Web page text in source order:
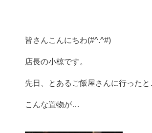
皆さんこんにちわ(#^.^#)
店長の小椋です。
先日、とあるご飯屋さんに行ったと
こんな置物が…